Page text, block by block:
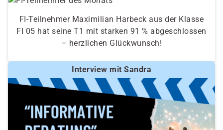
FI-Teilnehmer Maximilian Harbeck aus der Klasse
FI 05 hat seine T1 mit starken 91 % abgeschlossen
– herzlichen Glückwunsch!
Interview mit Sandra